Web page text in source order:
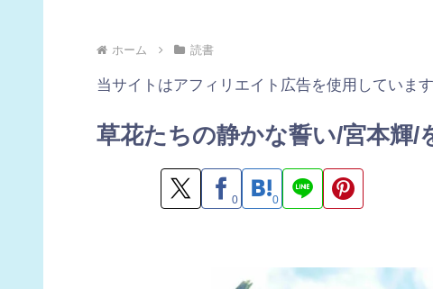
ホーム 読書
当サイトはアフィリエイト広告を使用しています
草花たちの静かな誓い/宮本輝/
0 0